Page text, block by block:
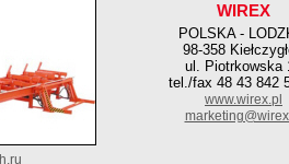
WIREX
POLSKA -
98-358
ul. Piotrkowska
tel./fax 48 43 842
www.wirex.pl